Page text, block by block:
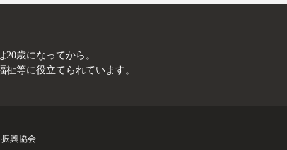
20歳になってから。
等に役立てられています。
興協会